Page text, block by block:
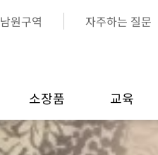
남원구역 자주하는 질문
소장품 교육